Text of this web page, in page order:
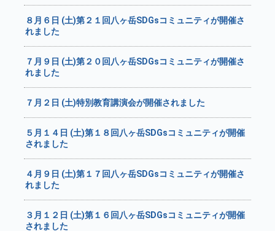
８月６日 (土)第２１回八ヶ岳SDGsコミュニティが開催さ
れました
７月９日 (土)第２０回八ヶ岳SDGsコミュニティが開催さ
れました
７月２日 (土)特別教育講演会が開催されました
５月１４日 (土)第１８回八ヶ岳SDGsコミュニティが開催
されました
４月９日 (土)第１７回八ヶ岳SDGsコミュニティが開催さ
れました
３月１２日 (土)第１６回八ヶ岳SDGsコミュニティが開催
されました